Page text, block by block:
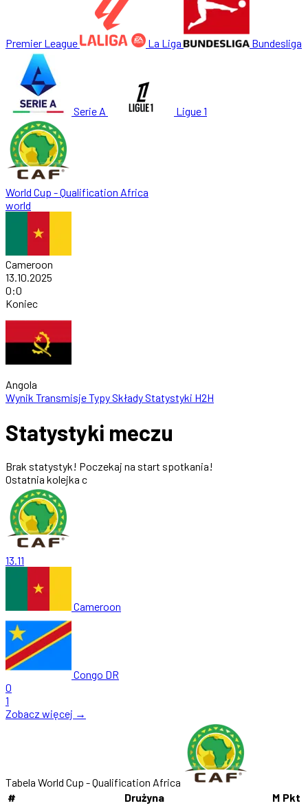
Premier League La Liga Bundesliga
Serie A Ligue 1
World Cup - Qualification Africa
world
Cameroon
13.10.2025
0:0
Koniec
Angola
Wynik TransmisjeTypySkładyStatystyki H2H
Statystyki meczu
Brak statystyk! Poczekaj na start spotkania!
Ostatnia kolejka c
13.11
Cameroon
Congo DR
0
1
Zobacz więcej →
Tabela World Cup - Qualification Africa
#
Drużyna M Pkt